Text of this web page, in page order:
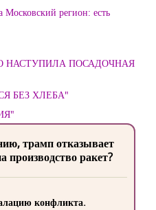
регион: есть
НАСТУПИЛА ПОСАДОЧНАЯ
БЕЗ ХЛЕБА"
трамп отказывает
ракет?
конфликта.